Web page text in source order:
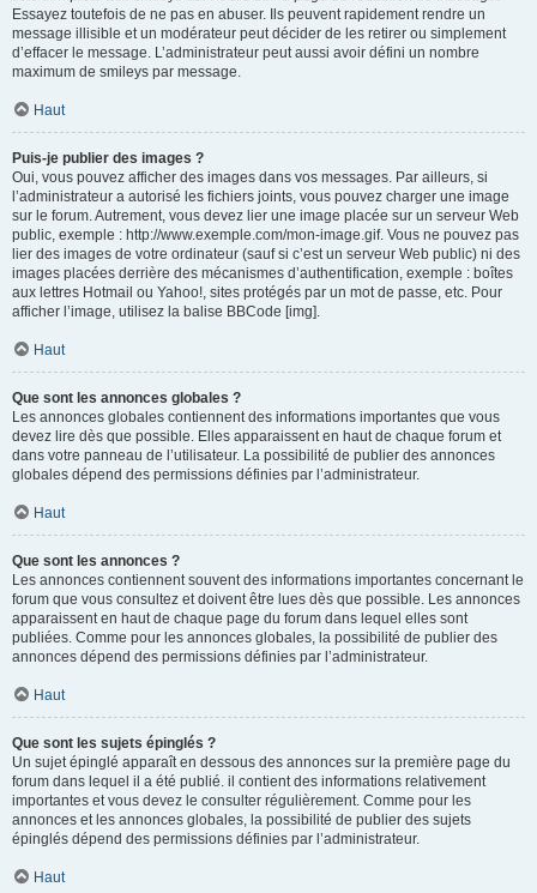
Essayez toutefois de ne pas en abuser. Ils peuvent rapidement rendre un
message illisible et un modérateur peut décider de les retirer ou simplement
d’effacer le message. L’administrateur peut aussi avoir défini un nombre
maximum de smileys par message.
Haut
Puis-je publier des images ?
Oui, vous pouvez afficher des images dans vos messages. Par ailleurs, si
l’administrateur a autorisé les fichiers joints, vous pouvez charger une image
sur le forum. Autrement, vous devez lier une image placée sur un serveur Web
public, exemple : http://www.exemple.com/mon-image.gif. Vous ne pouvez pas
lier des images de votre ordinateur (sauf si c’est un serveur Web public) ni des
images placées derrière des mécanismes d’authentification, exemple : boîtes
aux lettres Hotmail ou Yahoo!, sites protégés par un mot de passe, etc. Pour
afficher l’image, utilisez la balise BBCode [img].
Haut
Que sont les annonces globales ?
Les annonces globales contiennent des informations importantes que vous
devez lire dès que possible. Elles apparaissent en haut de chaque forum et
dans votre panneau de l’utilisateur. La possibilité de publier des annonces
globales dépend des permissions définies par l’administrateur.
Haut
Que sont les annonces ?
Les annonces contiennent souvent des informations importantes concernant le
forum que vous consultez et doivent être lues dès que possible. Les annonces
apparaissent en haut de chaque page du forum dans lequel elles sont
publiées. Comme pour les annonces globales, la possibilité de publier des
annonces dépend des permissions définies par l’administrateur.
Haut
Que sont les sujets épinglés ?
Un sujet épinglé apparaît en dessous des annonces sur la première page du
forum dans lequel il a été publié. il contient des informations relativement
importantes et vous devez le consulter régulièrement. Comme pour les
annonces et les annonces globales, la possibilité de publier des sujets
épinglés dépend des permissions définies par l’administrateur.
Haut